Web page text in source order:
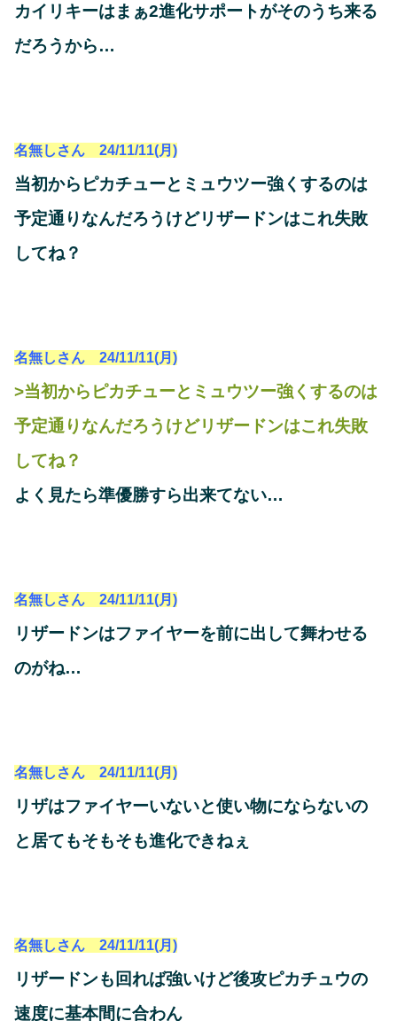
カイリキーはまぁ2進化サポートがそのうち来る
だろうから…
名無しさん 24/11/11(月)
当初からピカチューとミュウツー強くするのは
予定通りなんだろうけどリザードンはこれ失敗
してね？
名無しさん 24/11/11(月)
>当初からピカチューとミュウツー強くするのは
予定通りなんだろうけどリザードンはこれ失敗
してね？
よく見たら準優勝すら出来てない…
名無しさん 24/11/11(月)
リザードンはファイヤーを前に出して舞わせる
のがね…
名無しさん 24/11/11(月)
リザはファイヤーいないと使い物にならないの
と居てもそもそも進化できねぇ
名無しさん 24/11/11(月)
リザードンも回れば強いけど後攻ピカチュウの
速度に基本間に合わん